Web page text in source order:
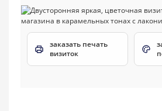
заказать печать
визиток